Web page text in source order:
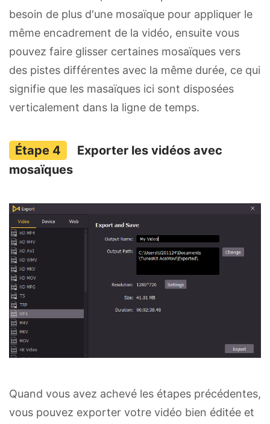
besoin de plus d'une mosaïque pour appliquer le
même encadrement de la vidéo, ensuite vous
pouvez faire glisser certaines mosaïques vers
des pistes différentes avec la même durée, ce qui
signifie que les masaïques ici sont disposées
verticalement dans la ligne de temps.
Exporter les vidéos avec
mosaïques
Quand vous avez achevé les étapes précédentes,
vous pouvez exporter votre vidéo bien éditée et